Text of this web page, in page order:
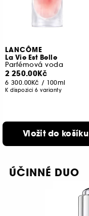
LANCÔME
La Vie Est Belle
Parfémová voda
2 250.00Kč
6 300.00Kč / 100ml
K dispozici 6 varianty
Vložit do košíku
ÚČINNÉ DUO